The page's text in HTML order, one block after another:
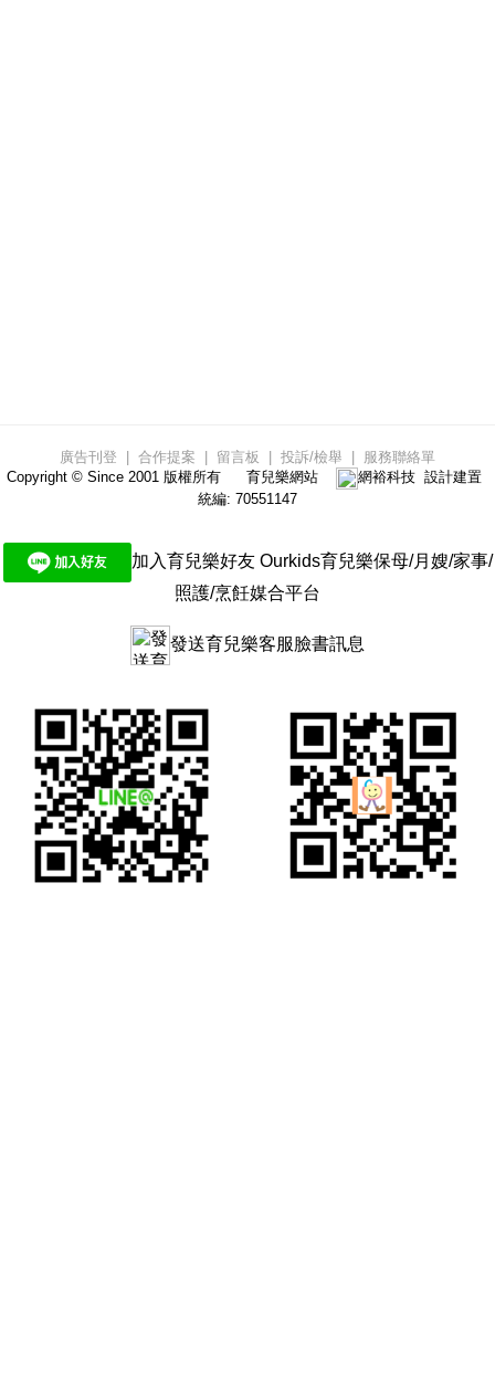
廣告刊登 合作提案 留言板 投訴/檢舉
服務聯絡單
Copyright © Since 2001 版權所有
育兒樂網站 網裕科技設計建置
統編: 70551147
加入育兒樂好友 Ourkids育兒樂保母/月嫂/家事/
照護/烹飪媒合平台
發送育兒樂客服臉書訊息